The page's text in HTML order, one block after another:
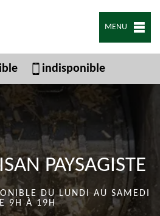
MENU
indisponible
PAYSAGISTE
DU LUNDI AU SAMEDI
9H À 19H